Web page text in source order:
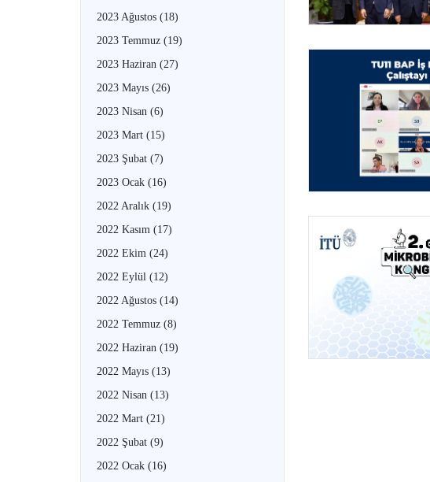
2023 Ağustos (18)
2023 Temmuz (19)
2023 Haziran (27)
2023 Mayıs (26)
2023 Nisan (6)
2023 Mart (15)
2023 Şubat (7)
2023 Ocak (16)
2022 Aralık (19)
2022 Kasım (17)
2022 Ekim (24)
2022 Eylül (12)
2022 Ağustos (14)
2022 Temmuz (8)
2022 Haziran (19)
2022 Mayıs (13)
2022 Nisan (13)
2022 Mart (21)
2022 Şubat (9)
2022 Ocak (16)